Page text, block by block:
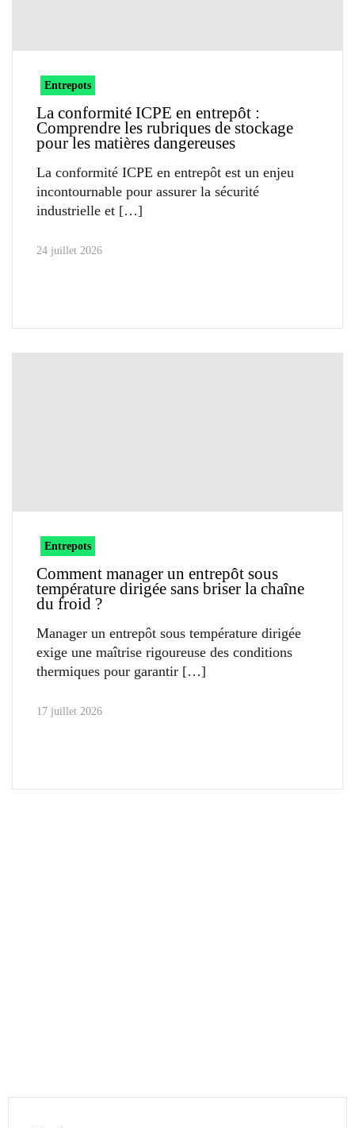
Entrepots
La conformité ICPE en entrepôt :
Comprendre les rubriques de stockage
pour les matières dangereuses
La conformité ICPE en entrepôt est un enjeu
incontournable pour assurer la sécurité
industrielle et
24 juillet 2026
Entrepots
Comment manager un entrepôt sous
température dirigée sans briser la chaîne
du froid ?
Manager un entrepôt sous température dirigée
exige une maîtrise rigoureuse des conditions
thermiques pour garantir
17 juillet 2026